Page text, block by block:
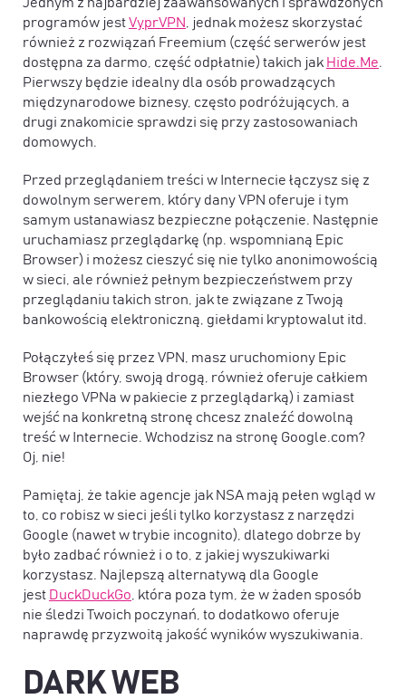
Jednym z najbardziej zaawansowanych i sprawdzonych
programów jestVyprVPN, jednak możesz skorzystać
również z rozwiązań Freemium (część serwerów jest
dostępna za darmo, część odpłatnie) takich jak Hide.Me.
Pierwszy będzie idealny dla osób prowadzących
międzynarodowe biznesy, często podróżujących, a
drugi znakomicie sprawdzi się przy zastosowaniach
domowych.
Przed przeglądaniem treści w Internecie łączysz się z
dowolnym serwerem, który dany VPN oferuje i tym
samym ustanawiasz bezpieczne połączenie. Następnie
uruchamiasz przeglądarkę (np. wspomnianą Epic
Browser) i możesz cieszyć się nie tylko anonimowością
w sieci, ale również pełnym bezpieczeństwem przy
przeglądaniu takich stron, jak te związane z Twoją
bankowością elektroniczną, giełdami kryptowalut itd.
Połączyłeś się przez VPN, masz uruchomiony Epic
Browser (który, swoją drogą, również oferuje całkiem
niezłego VPNa w pakiecie z przeglądarką) i zamiast
wejść na konkretną stronę chcesz znaleźć dowolną
treść w Internecie. Wchodzisz na stronę Google.com?
Oj, nie!
Pamiętaj, że takie agencje jak NSA mają pełen wgląd w
to, co robisz w sieci jeśli tylko korzystasz z narzędzi
Google (nawet w trybie incognito), dlatego dobrze by
było zadbać również i o to, z jakiej wyszukiwarki
korzystasz. Najlepszą alternatywą dla Google
jest DuckDuckGo, która poza tym, że w żaden sposób
nie śledzi Twoich poczynań, to dodatkowo oferuje
naprawdę przyzwoitą jakość wyników wyszukiwania.
DARK WEB